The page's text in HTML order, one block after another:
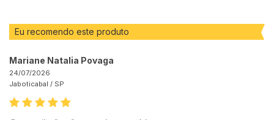
Eu recomendo este produto
Mariane Natalia Povaga
24/07/2026
Jaboticabal / SP